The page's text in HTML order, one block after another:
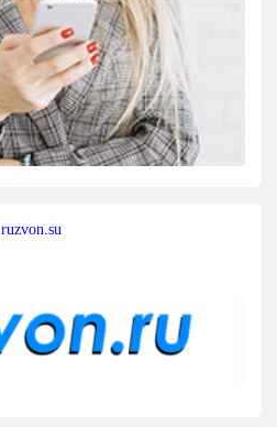
ruzvon.su